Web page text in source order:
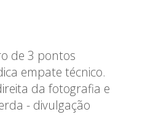
de 3 pontos
empate técnico.
da fotografia e
- divulgação